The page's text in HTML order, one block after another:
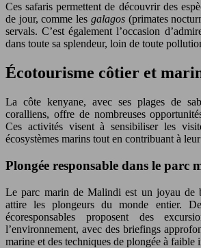
Ces safaris permettent de découvrir des
de jour, comme les galagos (primates
servals. C’est également l’occasion
dans toute sa splendeur, loin de toute
Écotourisme côtier et
La côte kenyane, avec ses plages de
coralliens, offre de nombreuses
Ces activités visent à sensibiliser les
écosystèmes marins tout en contribuant à
Plongée responsable dans le parc
Le parc marin de Malindi est un joyau de
attire les plongeurs du monde entier.
écoresponsables proposent des
l’environnement, avec des briefings
marine et des techniques de plongée à faible